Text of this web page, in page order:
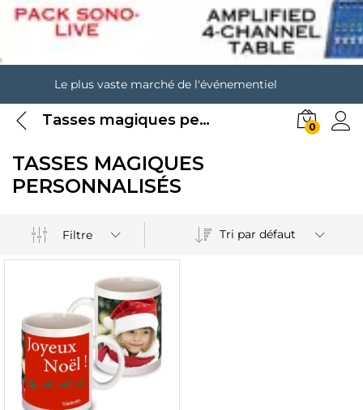
Le plus vaste marché de l'événementiel
Tasses magiques personnalisés 0
TASSES MAGIQUES
PERSONNALISÉS
Filtre Tri par défaut